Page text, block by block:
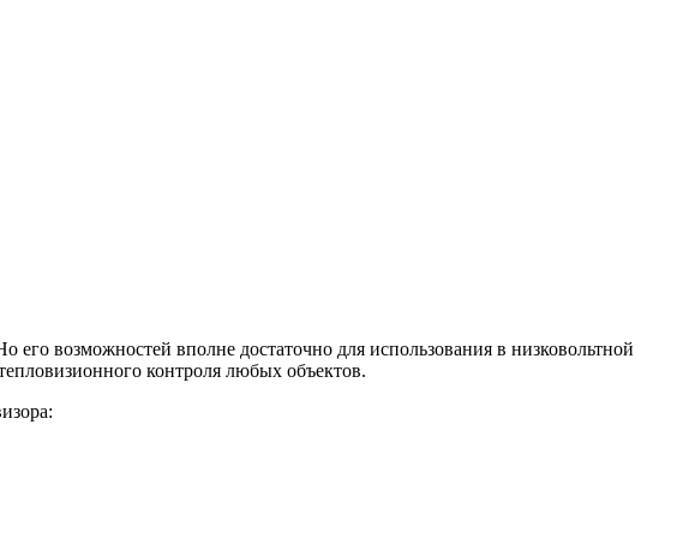
возможностей вполне достаточно для использования в низковольтной
контроля любых объектов.